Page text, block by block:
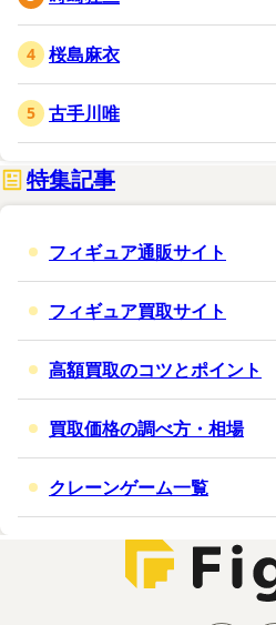
桜島麻衣
古手川唯
特集記事
フィギュア通販サイト
フィギュア買取サイト
高額買取のコツとポイント
買取価格の調べ方・相場
クレーンゲーム一覧